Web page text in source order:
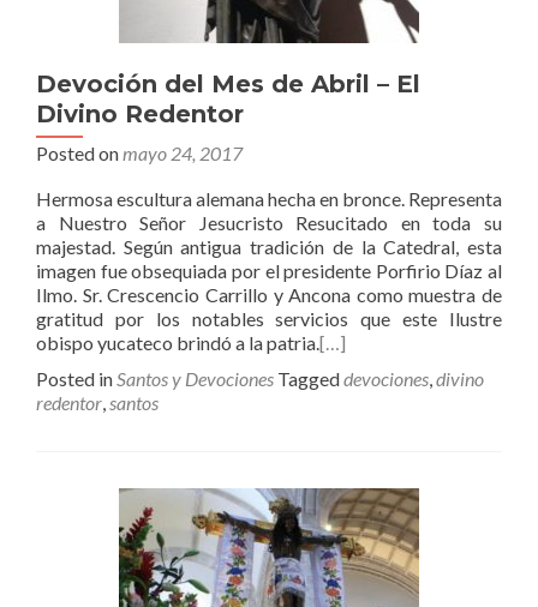
Devoción del Mes de Abril – El
Divino Redentor
Posted onmayo 24, 2017
Hermosa escultura alemana hecha en bronce. Representa
a Nuestro Señor Jesucristo Resucitado en toda su
majestad. Según antigua tradición de la Catedral, esta
imagen fue obsequiada por el presidente Porfirio Díaz al
Ilmo. Sr. Crescencio Carrillo y Ancona como muestra de
gratitud por los notables servicios que este Ilustre
obispo yucateco brindó a la patria.[…]
Posted inSantos y Devociones Taggeddevociones,divino
redentor,santos